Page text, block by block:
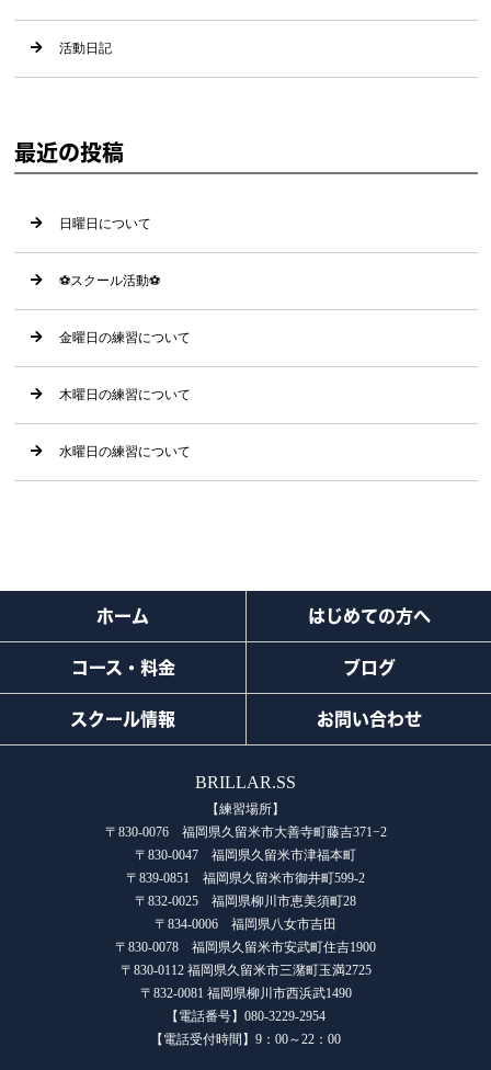
活動日記
最近の投稿
日曜日について
⚽️スクール活動⚽️
金曜日の練習について
木曜日の練習について
水曜日の練習について
ホーム はじめての方へ
コース・料金 ブログ
スクール情報 お問い合わせ
BRILLAR.SS
【練習場所】
〒830-0076 福岡県久留米市大善寺町藤吉371−2
〒830-0047 福岡県久留米市津福本町
〒839-0851 福岡県久留米市御井町599-2
〒832-0025 福岡県柳川市恵美須町28
〒834-0006 福岡県八女市吉田
〒830-0078 福岡県久留米市安武町住吉1900
〒830-0112 福岡県久留米市三潴町玉満2725
〒832-0081 福岡県柳川市西浜武1490
【電話番号】080-3229-2954
【電話受付時間】9：00～22：00